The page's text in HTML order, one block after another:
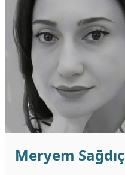
Meryem Sağdıç